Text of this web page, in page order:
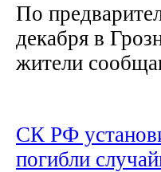
По
декабря в
жители
СК РФ
погибли